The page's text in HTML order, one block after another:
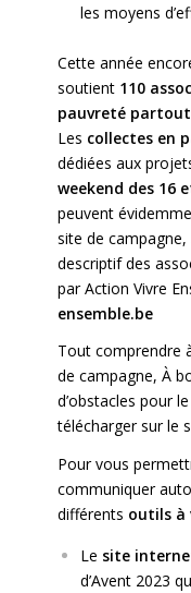
les moyens
Cette année
soutient110
pauvreté
Les collectes en
dédiées aux
weekend des 16
peuvent
site de
descriptif des
par Action Vivre
ensemble.be
Tout comprendre
de campagne, À
d’obstacles pour
télécharger sur le
Pour vous
communiquer
différents outils à
Le site
d’Avent 2023